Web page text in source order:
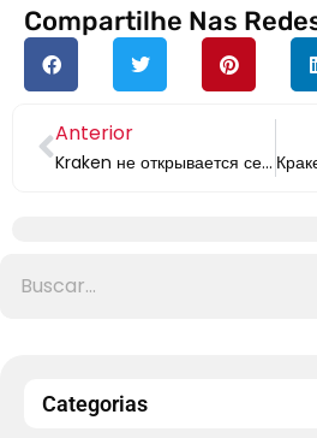
Compartilhe Nas
Anterior
Kraken не открывается сегодня – KRAKEN.
Categorias